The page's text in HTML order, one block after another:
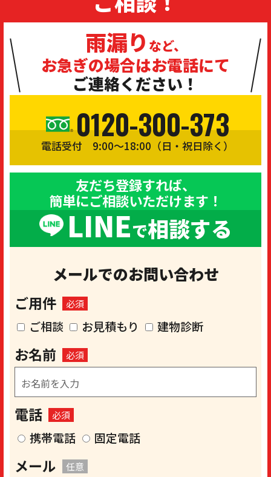
雨漏り など、
お急ぎの場合はお電話にて
ご連絡ください！
0120-300-373
電話受付 9:00〜18:00（日・祝日除く）
友だち登録すれば、
簡単にご相談いただけます！
LINEで相談する
メールでのお問い合わせ
ご用件 必須
ご相談 お見積もり 建物診断
お名前 必須
電話 必須
携帯電話 固定電話
メール 任意